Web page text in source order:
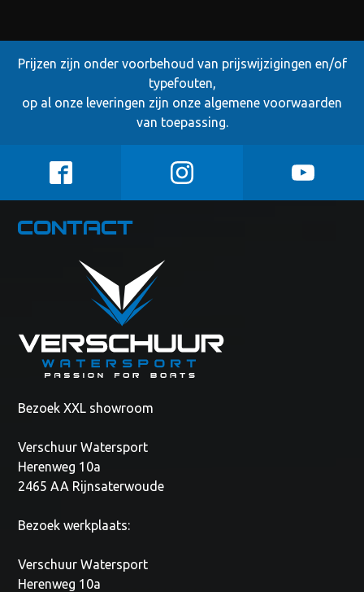
Prijzen zijn onder voorbehoud van prijswijzigingen en/of
typefouten,
op al onze leveringen zijn onze algemene voorwaarden
van toepassing.
Contact
Bezoek XXL showroom
Verschuur Watersport
Herenweg 10a
2465 AA Rijnsaterwoude
Bezoek werkplaats:
Verschuur Watersport
Herenweg 10a